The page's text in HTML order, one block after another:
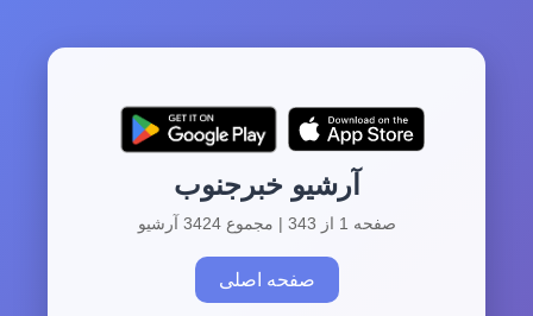
آرشیو خبرجنوب
صفحه 1 از 343 | مجموع 3424 آرشیو
صفحه اصلی